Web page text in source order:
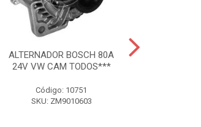
ALTERNADOR BOSCH 80A
24V VW CAM TODOS***
Código: 10751
SKU: ZM9010603